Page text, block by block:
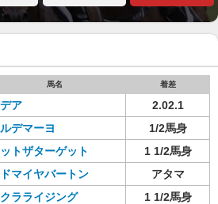
馬名 着差
ア
2.02.1
デマーヨ
1/2馬身
トザターゲット
1 1/2馬身
マイヤバートン
アタマ
ラライジング
1 1/2馬身